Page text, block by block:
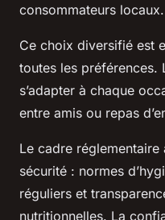
consommateurs locaux.
Ce choix diversifié est
toutes les préférences.
s’adapter à chaque
entre amis ou repas
Le cadre réglementaire
sécurité : normes
réguliers et
nutritionnelles. La